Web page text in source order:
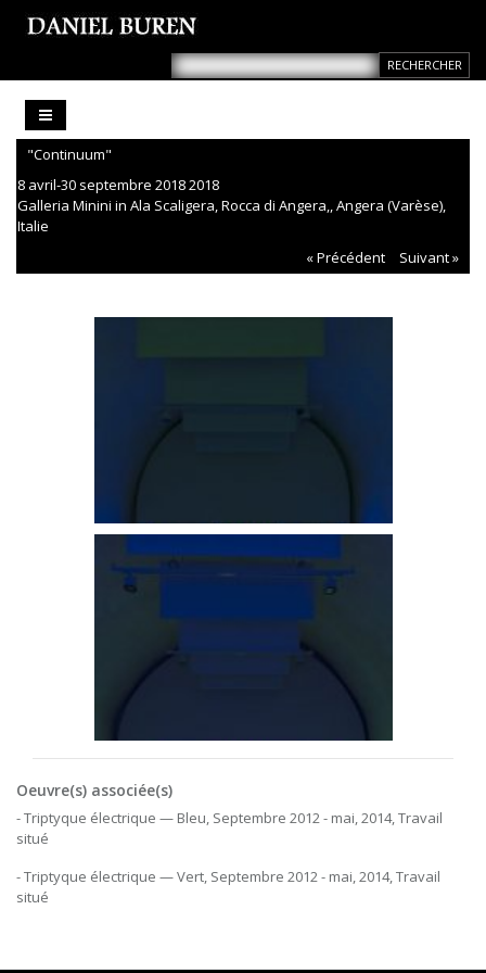
"Continuum"
8 avril-30 septembre 2018 2018
Galleria Minini in Ala Scaligera, Rocca di Angera,, Angera (Varèse),
Italie
« Précédent
Suivant »
Oeuvre(s) associée(s)
- Triptyque électrique — Bleu, Septembre 2012 - mai, 2014, Travail
situé
- Triptyque électrique — Vert, Septembre 2012 - mai, 2014, Travail
situé